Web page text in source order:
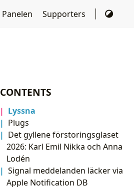
Panelen Supporters
CONTENTS
Lyssna
Plugs
Det gyllene förstoringsglaset
2026: Karl Emil Nikka och Anna
Lodén
Signal meddelanden läcker via
Apple Notification DB